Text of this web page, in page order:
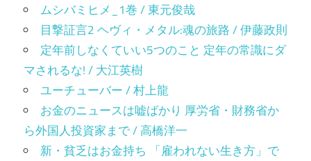
ムシバミヒメ_1巻 / 東元俊哉
目撃証言2 ヘヴィ・メタル:魂の旅路 / 伊藤政則
定年前しなくていい5つのこと 定年の常識にダ
マされるな! / 大江英樹
ユーチューバー / 村上龍
お金のニュースは嘘ばかり 厚労省・財務省か
ら外国人投資家まで / 高橋洋一
新・貧乏はお金持ち 「雇われない生き方」で